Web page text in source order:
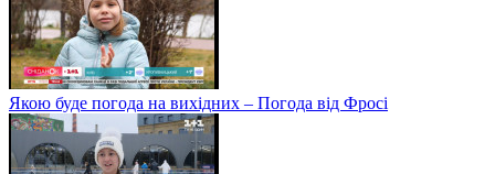
Якою буде погода на вихідних – Погода від Фросі